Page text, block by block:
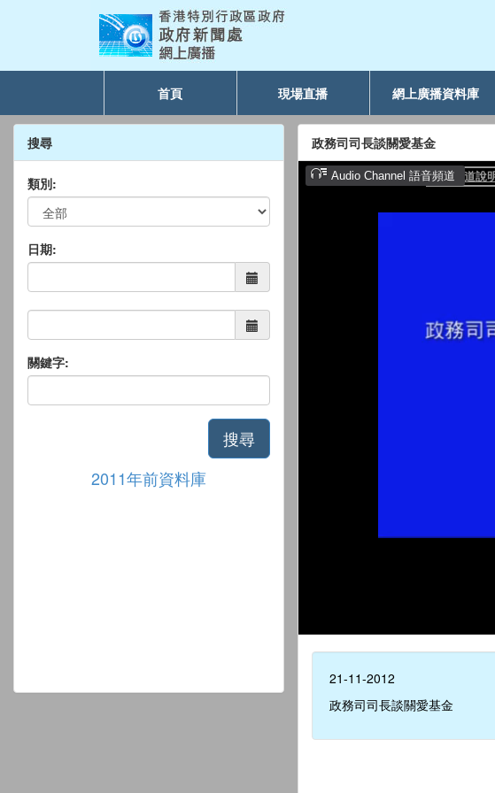
首頁 現場直播 網上廣播資料庫
搜尋
類別:
日期:
關鍵字:
搜尋
2011年前資料庫
政務司司長談關愛基金
21-11-2012
政務司司長談關愛基金